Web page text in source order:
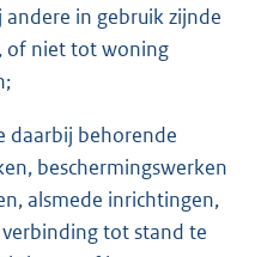
in gebruik zijnde
of niet tot woning
daarbij behorende
beschermingswerken
alsmede inrichtingen,
tot stand te